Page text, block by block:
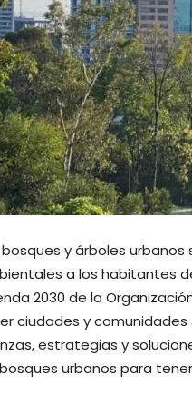
bosques y árboles
a los habitantes
2030 de la
ciudades y
estrategias y
urbanos para